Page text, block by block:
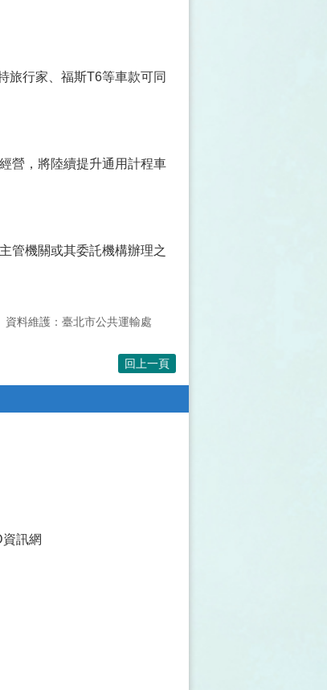
旅行家、福斯T6等車款可同
營，將陸續提升通用計程車
管機關或其委託機構辦理之
資料維護：臺北市公共運輸處
回上一頁
訊網